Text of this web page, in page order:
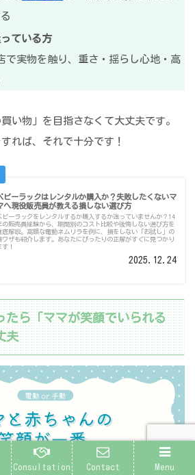
ている方
実物を触り、重さ・揺らし心地・高
い物」を目指さなくて大丈夫です。
すれば、それで十分です！
ビーラックはレンタルか購入か？失敗したくないマ
へ現役販売員が教える損しない選び方
ビーラックをレンタルするか購入するか迷っていませんか？14
の販売員経験から、期間別のコスト比較や後悔しない選び方を
底解説。高額な電動ネムリラを例に、損をしない「お試し」の
ワザも紹介します。あなたにぴったりの正解がすぐに見つかり
す！
2025.12.24
たら「ママが笑顔でいられる
夫
Consultation Contact Menu